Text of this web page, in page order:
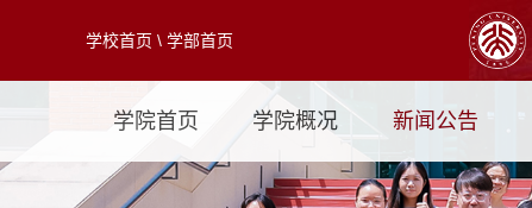
学校首页 \ 学部首页
学院首页 学院概况 新闻公告